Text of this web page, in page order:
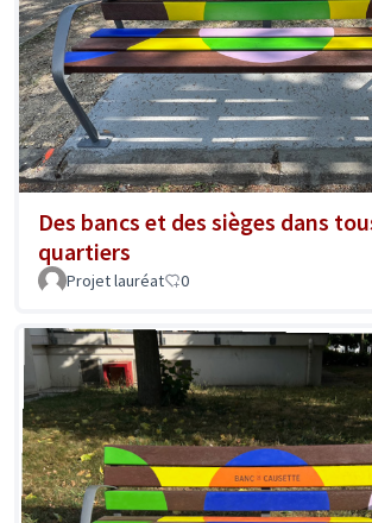
Des bancs et des sièges dans
quartiers
Projet lauréat 0